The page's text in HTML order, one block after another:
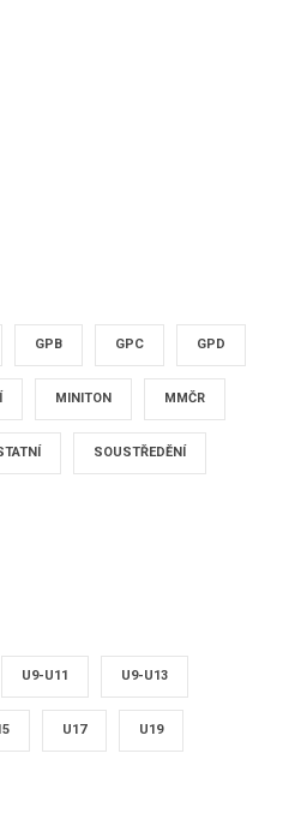
GPB GPC GPD
MINITON MMČR
SOUSTŘEDĚNÍ
U9-U11 U9-U13
U17 U19